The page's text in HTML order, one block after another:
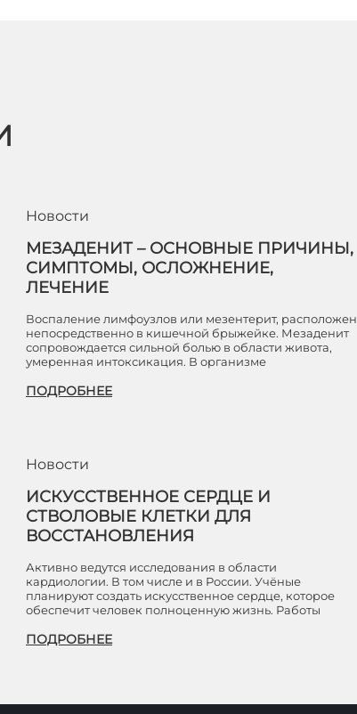
Новости
МЕЗАДЕНИТ – ОСНОВНЫЕ ПРИЧИНЫ,
СИМПТОМЫ, ОСЛОЖНЕНИЕ,
ЛЕЧЕНИЕ
Воспаление лимфоузлов или мезентерит, расположен
непосредственно в кишечной брыжейке. Мезаденит
сопровождается сильной болью в области живота,
умеренная интоксикация. В организме
ПОДРОБНЕЕ
Новости
ИСКУССТВЕННОЕ СЕРДЦЕ И
СТВОЛОВЫЕ КЛЕТКИ ДЛЯ
ВОССТАНОВЛЕНИЯ
Активно ведутся исследования в области
кардиологии. В том числе и в России. Учёные
планируют создать искусственное сердце, которое
обеспечит человек полноценную жизнь. Работы
ПОДРОБНЕЕ